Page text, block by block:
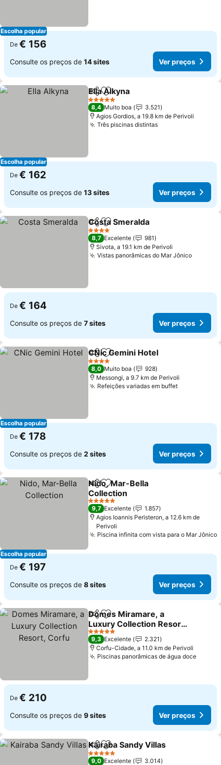
Escolha popular
De € 156
Consulte os preços de 14 sites Ver preços
Escolha popular
PartilharAdicionar aos favoritos
Ella Alkyna
5 Estrelas
8,4 Muito boa
3.521
Agios Gordios, a 19.8 km de Perivoli
Três piscinas distintasVer preços
De € 162
Consulte os preços de 13 sites Ver preços
PartilharAdicionar aos favoritos
Costa Smeralda
4 Estrelas
8,7 Excelente
981
Sivota, a 19.1 km de Perivoli
Vistas panorâmicas do Mar JônicoVer
De € 164
Consulte os preços de 7 sites Ver preços
Escolha popular
PartilharAdicionar aos favoritos
CNic Gemini Hotel
4 Estrelas
8,0 Muito boa
928
Messongi, a 9.7 km de Perivoli
Refeições variadas em buffetVer preços
De € 178
Consulte os preços de 2 sites Ver preços
Escolha popular
PartilharAdicionar aos favoritos
Nido, Mar-Bella
Collection
Ver preços
5 Estrelas
9,7 Excelente
1.857
Agios Ioannis Peristeron, a 12.6 km de
Perivoli
Piscina infinita com vista para o Mar Jônico
De € 197
Consulte os preços de 8 sites Ver preços
PartilharAdicionar aos favoritos
Domes Miramare, a
Luxury Collection Resort,
Corfu
Ver preços
5 Estrelas
9,3 Excelente
2.321
Corfu-Cidade, a 11.0 km de Perivoli
Piscinas panorâmicas de água doceVer
De € 210
Consulte os preços de 9 sites Ver preços
PartilharAdicionar aos favoritos
Kairaba Sandy Villas
5 Estrelas
9,0 Excelente
3.014